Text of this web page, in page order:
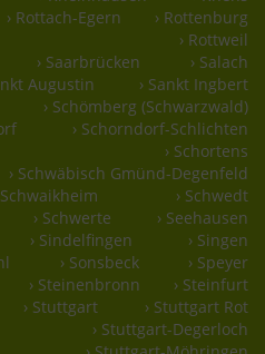
› Rottach-Egern
› Rottenburg
› Rottweil
› Saarbrücken
› Salach
Augustin
› Sankt Ingbert
› Schömberg (Schwarzwald)
› Schorndorf-Schlichten
› Schortens
› Schwäbisch Gmünd-Degenfeld
Schwaikheim
› Schwedt
› Schwerte
› Seehausen
› Sindelfingen
› Singen
› Sonsbeck
› Speyer
› Steinenbronn
› Steinfurt
› Stuttgart
› Stuttgart Rot
› Stuttgart-Degerloch